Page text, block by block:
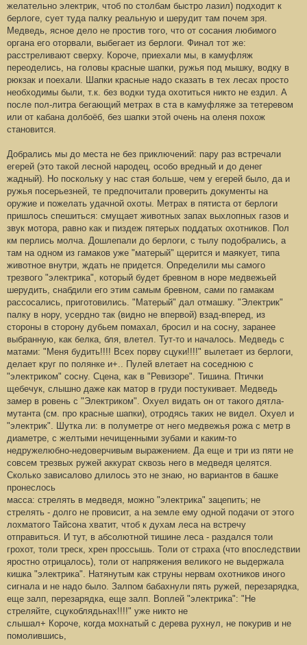
желательно электрик, чтоб по столбам быстро лазил) подходит к
берлоге, сует туда палку реальную и шерудит там почем зря.
Медведь, ясное дело не простив того, что от сосания любимого
органа его оторвали, выбегает из берлоги. Финал тот же:
расстреливают сверху. Короче, приехали мы, в камуфляж
переоделись, на головы красные шапки, ружья под мышку, водку в
рюкзак и поехали. Шапки красные надо сказать в тех лесах просто
необходимы были, т.к. без водки туда охотиться никто не ездил. А
после пол-литра бегающий метрах в ста в камуфляже за тетеревом
или от кабана долбоёб, без шапки этой очень на оленя похож
становится.
Добрались мы до места не без приключений: пару раз встречали
егерей (это такой лесной народец, особо вредный и до денег
жадный). Но поскольку у нас стая больше, чем у егерей было, да и
ружья посерьезней, те предпочитали проверить документы на
оружие и пожелать удачной охоты. Метрах в пятиста от берлоги
пришлось спешиться: смущает животных запах выхлопных газов и
звук мотора, равно как и пиздеж пятерых поддатых охотников. Пол
км перлись молча. Дошлепали до берлоги, с тылу подобрались, а
там на одном из гамаков уже "матерый" щерится и маякует, типа
животное внутри, ждать не придется. Определили мы самого
трезвого "электрика", который будет бревном в норе медвежьей
шерудить, снабдили его этим самым бревном, сами по гамакам
рассосались, приготовились. "Матерый" дал отмашку. "Электрик"
палку в нору, усердно так (видно не впервой) взад-вперед, из
стороны в сторону дубьем помахал, бросил и на сосну, заранее
выбранную, как белка, бля, влетел. Тут-то и началось. Медведь с
матами: "Меня будить!!!! Всех порву сцуки!!!!" вылетает из берлоги,
делает круг по полянке и+.. Пулей влетает на соседнюю с
"электриком" сосну. Сцена, как в "Ревизоре". Тишина. Птички
щебечук, слышно даже как матор в груди постукивает. Медведь
замер в ровень с "Электриком". Охуел видать он от такого дятла-
мутанта (см. про красные шапки), отродясь таких не видел. Охуел и
"электрик". Шутка ли: в полуметре от него медвежья рожа с метр в
диаметре, с желтыми нечищенными зубами и каким-то
недружелюбно-недоверчивым выражением. Да еще и три из пяти не
совсем трезвых ружей аккурат сквозь него в медведя целятся.
Сколько зависалово длилось это не знаю, но вариантов в башке
пронеслось
масса: стрелять в медведя, можно "электрика" зацепить; не
стрелять - долго не провисит, а на земле ему одной подачи от этого
лохматого Тайсона хватит, чтоб к духам леса на встречу
отправиться. И тут, в абсолютной тишине леса - раздался толи
грохот, толи треск, хрен проссышь. Толи от страха (что впоследствии
яростно отрицалось), толи от напряжения великого не выдержала
кишка "электрика". Натянутым как струны нервам охотников иного
сигнала и не надо было. Залпом бабахнули пять ружей, перезарядка,
еще залп, перезарядка, еще залп. Воплей "электрика": "Не
стреляйте, сцукоблядьнах!!!!" уже никто не
слышал+ Короче, когда мохнатый с дерева рухнул, не покурив и не
помолившись,